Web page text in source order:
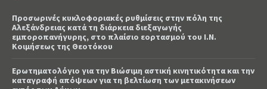
Προσωρινές κυκλοφοριακές ρυθμίσεις στην πόλη της
Αλεξάνδρειας κατά τη διάρκεια διεξαγωγής
εμποροπανήγυρης, στο πλαίσιο εορτασμού του Ι.Ν.
Κοιμήσεως της Θεοτόκου
Ερωτηματολόγιο για την Βιώσιμη αστική κινητικότητα και την
καταγραφή απόψεων για τη βελτίωση των μετακινήσεων